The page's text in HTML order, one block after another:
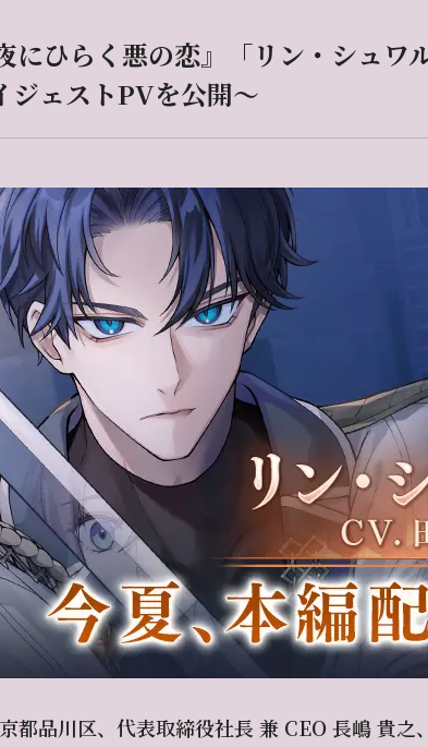
にひらく悪の恋』「リン・シュ
ジェストPVを公開～
都品川区、代表取締役社長 兼 CEO 長嶋 貴